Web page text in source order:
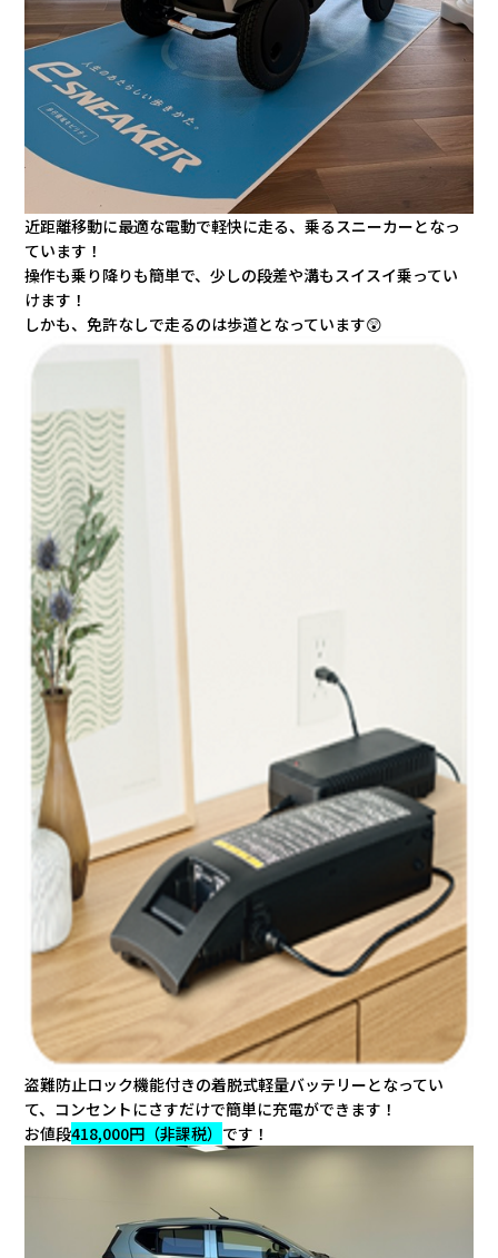
近距離移動に最適な電動で軽快に走る、乗るスニーカーとなっ
ています！
操作も乗り降りも簡単で、少しの段差や溝もスイスイ乗ってい
けます！
しかも、免許なしで走るのは歩道となっています😲
盗難防止ロック機能付きの着脱式軽量バッテリーとなってい
て、コンセントにさすだけで簡単に充電ができます！
お値段418,000円（非課税） です！